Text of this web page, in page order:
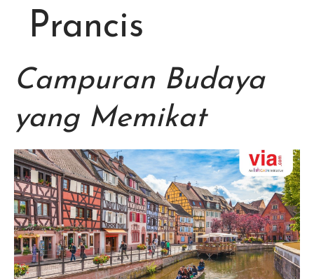
Prancis
Campuran Budaya
yang Memikat